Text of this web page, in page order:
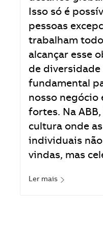
Isso só é
pessoas
trabalham
alcançar esse
de diversidade
fundamental
nosso negócio
fortes. Na
cultura onde
individuais
vindas, mas
Ler mais